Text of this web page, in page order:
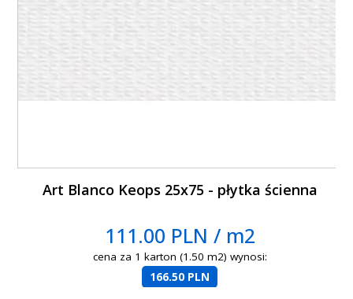
Art Blanco Keops 25x75 - płytka ścienna
111.00 PLN / m2
cena za 1 karton (1.50 m2) wynosi:
166.50 PLN